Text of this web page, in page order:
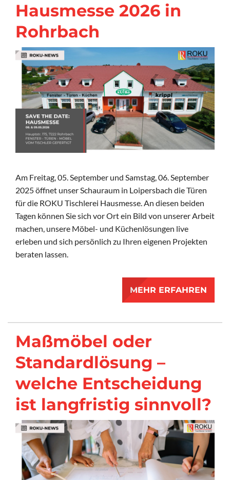
Hausmesse 2026 in
Rohrbach
Am Freitag, 05. September und Samstag, 06. September
2025 öffnet unser Schauraum in Loipersbach die Türen
für die ROKU Tischlerei Hausmesse. An diesen beiden
Tagen können Sie sich vor Ort ein Bild von unserer Arbeit
machen, unsere Möbel- und Küchenlösungen live
erleben und sich persönlich zu Ihren eigenen Projekten
beraten lassen.
MEHR ERFAHREN
Maßmöbel oder
Standardlösung –
welche Entscheidung
ist langfristig sinnvoll?